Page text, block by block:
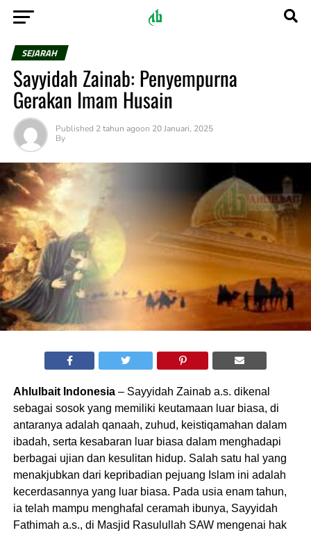
SEJARAH
Sayyidah Zainab: Penyempurna
Gerakan Imam Husain
Published 2 tahun agoon 20 Januari, 2025
By
Ahlulbait Indonesia– Sayyidah Zainab a.s. dikenal
sebagai sosok yang memiliki keutamaan luar biasa, di
antaranya adalah qanaah, zuhud, keistiqamahan dalam
ibadah, serta kesabaran luar biasa dalam menghadapi
berbagai ujian dan kesulitan hidup. Salah satu hal yang
menakjubkan dari kepribadian pejuang Islam ini adalah
kecerdasannya yang luar biasa. Pada usia enam tahun,
ia telah mampu menghafal ceramah ibunya, Sayyidah
Fathimah a.s., di Masjid Rasulullah SAW mengenai hak